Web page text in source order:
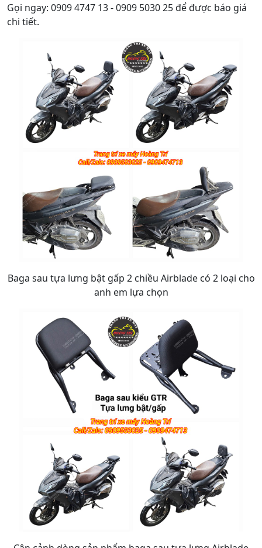
Gọi ngay: 0909 4747 13 - 0909 5030 25 để được báo giá
chi tiết.
Baga sau tựa lưng bật gấp 2 chiều Airblade có 2 loại cho
anh em lựa chọn